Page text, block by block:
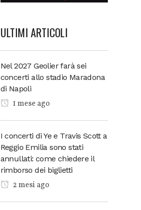
ULTIMI ARTICOLI
Nel 2027 Geolier farà sei
concerti allo stadio Maradona
di Napoli
1 mese ago
I concerti di Ye e Travis Scott a
Reggio Emilia sono stati
annullati: come chiedere il
rimborso dei biglietti
2 mesi ago